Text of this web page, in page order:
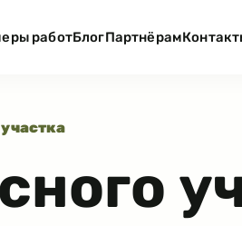
работБлогПартнёрам